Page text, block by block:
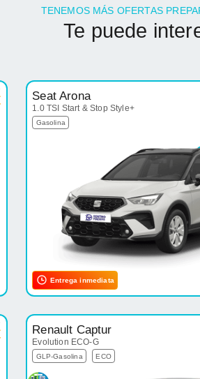
TENEMOS MÁS OFERTAS
Te puede
Seat Arona
1.0 TSI Start & Stop Style+
Gasolina
Entrega inmediata
Renault Captur
Evolution ECO-G
GLP-Gasolina ECO